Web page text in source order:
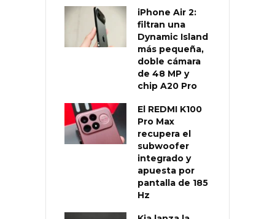
iPhone Air 2:
filtran una
Dynamic Island
más pequeña,
doble cámara
de 48 MP y
chip A20 Pro
El REDMI K100
Pro Max
recupera el
subwoofer
integrado y
apuesta por
pantalla de 185
Hz